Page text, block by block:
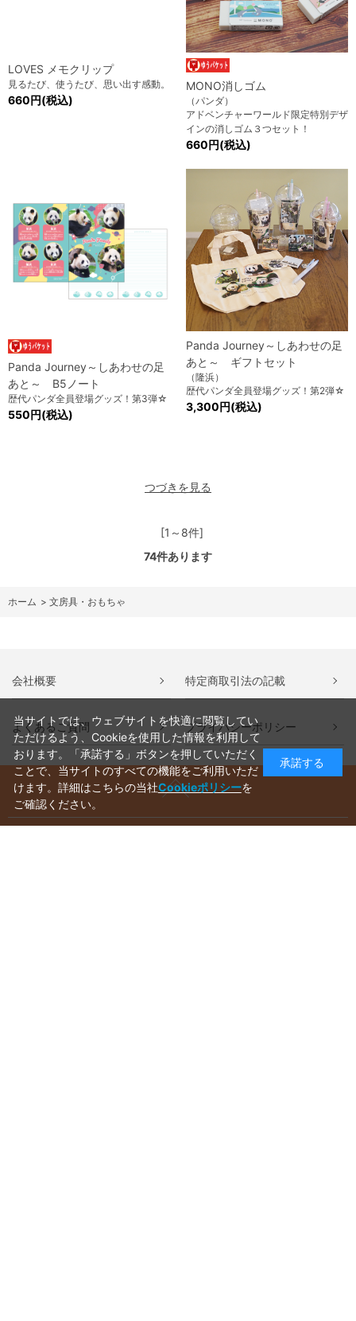
LOVES メモクリップ
見るたび、使うたび、思い出す感動。
660円(税込)
MONO消しゴム
（パンダ）
アドベンチャーワールド限定特別デザ
インの消しゴム３つセット！
660円(税込)
Panda Journey～しあわせの足
あと～ B5ノート
歴代パンダ全員登場グッズ！第3弾☆
550円(税込)
Panda Journey～しあわせの足
あと～ ギフトセット
（隆浜）
歴代パンダ全員登場グッズ！第2弾☆
3,300円(税込)
つづきを見る
[1～8件]
74件あります
ホーム > 文房具・おもちゃ
会社概要 特定商取引法の記載
よくあるご質問 プライバシーポリシー
当サイトでは、ウェブサイトを快適に閲覧してい
ただけるよう、Cookieを使用した情報を利用して
おります。「承諾する」ボタンを押していただく
ことで、当サイトのすべての機能をご利用いただ
けます。詳細はこちらの当社Cookieポリシーを
ご確認ください。
承諾する